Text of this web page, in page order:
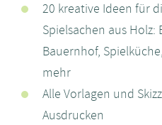
20 kreative Ideen für
Spielsachen aus
Bauernhof,
mehr
Alle Vorlagen und
Ausdrucken